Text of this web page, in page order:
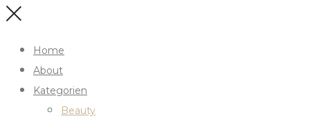
Home
About
Kategorien
Beauty